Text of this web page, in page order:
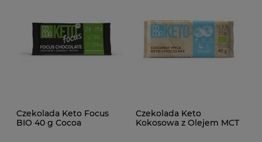
Czekolada Keto Focus
BIO 40 g Cocoa
Czekolada Keto
Kokosowa z Olejem MCT